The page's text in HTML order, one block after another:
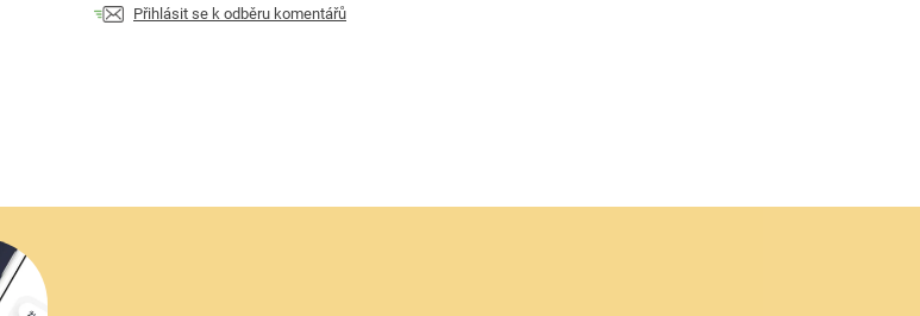
Přihlásit se k odběru komentářů